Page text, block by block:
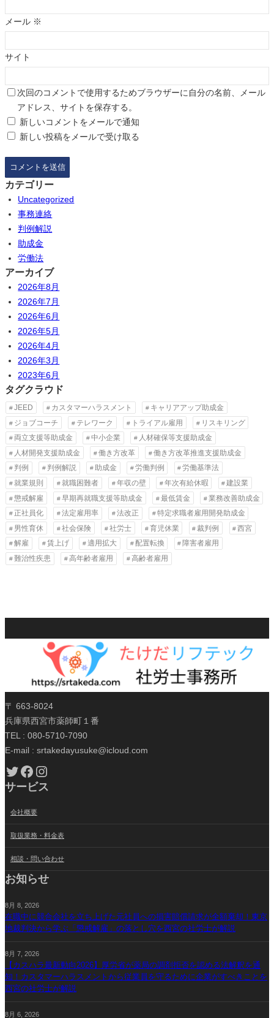
メール ※
サイト
次回のコメントで使用するためブラウザーに自分の名前、メール
アドレス、サイトを保存する。
新しいコメントをメールで通知
新しい投稿をメールで受け取る
カテゴリー
Uncategorized
事務連絡
判例解説
助成金
労働法
アーカイブ
2026年8月
2026年7月
2026年6月
2026年5月
2026年4月
2026年3月
2023年6月
タグクラウド
JEED カスタマーハラスメント
キャリアアップ助成金
ジョブコーチ
テレワーク トライアル雇用
リスキリング
両立支援等助成金
中小企業
人材確保等支援助成金
人材開発支援助成金
働き方改革
働き方改革推進支援助成金
判例
判例解説 助成金 労働判例
労働基準法
就業規則
就職困難者 年収の壁 年次有給休暇
建設業
懲戒解雇
早期再就職支援等助成金 最低賃金
業務改善助成金
正社員化
法定雇用率 法改正
特定求職者雇用開発助成金
男性育休
社会保険 社労士 育児休業 裁判例
西宮
解雇
賃上げ 適用拡大 配置転換
障害者雇用
難治性疾患
高年齢者雇用 高齢者雇用
〒 663-8024
兵庫県西宮市薬師町１番
TEL : 080-5710-7090
E-mail : srtakedayusuke@icloud.com
Twitter Facebook Instagram
サービス
会社概要
取扱業務・料金表
相談・問い合わせ
お知らせ
8月 8, 2026
在職中に競合会社を立ち上げた元社員への損害賠償請求が全額棄却！東京
地裁判決から学ぶ「懲戒解雇」の落とし穴を西宮の社労士が解説
8月 7, 2026
【カスハラ最新動向2026】厚労省が薬局の調剤拒否を認める法解釈を通
知！カスタマーハラスメントから従業員を守るために企業がすべきことを
西宮の社労士が解説
8月 6, 2026